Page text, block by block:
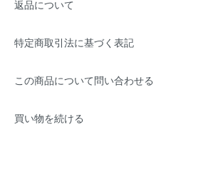
返品について
特定商取引法に基づく表記
この商品について問い合わせる
買い物を続ける